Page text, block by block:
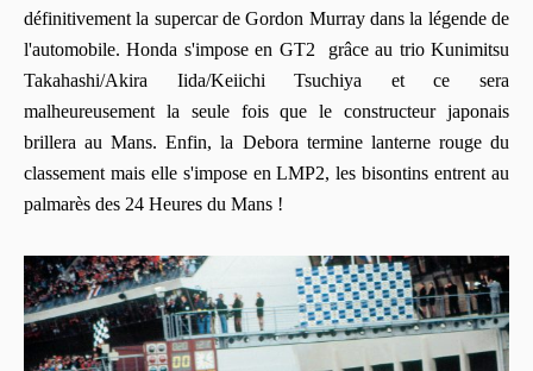
définitivement la supercar de Gordon Murray dans la légende de
l'automobile. Honda s'impose en GT2 grâce au trio Kunimitsu
Takahashi/Akira Iida/Keiichi Tsuchiya et ce sera
malheureusement la seule fois que le constructeur japonais
brillera au Mans. Enfin, la Debora termine lanterne rouge du
classement mais elle s'impose en LMP2, les bisontins entrent au
palmarès des 24 Heures du Mans !